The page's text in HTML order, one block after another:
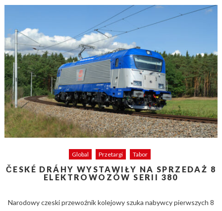
Global Przetargi Tabor
ČESKÉ DRÁHY WYSTAWIŁY NA SPRZEDAŻ 8
ELEKTROWOZÓW SERII 380
Narodowy czeski przewoźnik kolejowy szuka nabywcy pierwszych 8